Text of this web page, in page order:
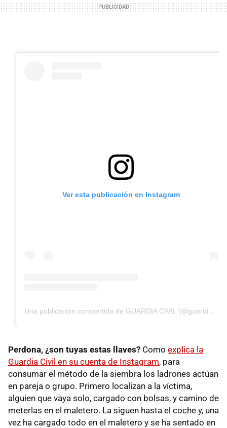
Ver esta publicación en Instagram
Una publicación compartida de GUARDIA CIVIL (@guardiacivil062)
Perdona, ¿son tuyas estas llaves? Como explica la
Guardia Civil en su cuenta de Instagram, para
consumar el método de la siembra los ladrones actúan
en pareja o grupo. Primero localizan a la víctima,
alguien que vaya solo, cargado con bolsas, y camino de
meterlas en el maletero. La siguen hasta el coche y, una
vez ha cargado todo en el maletero y se ha sentado en